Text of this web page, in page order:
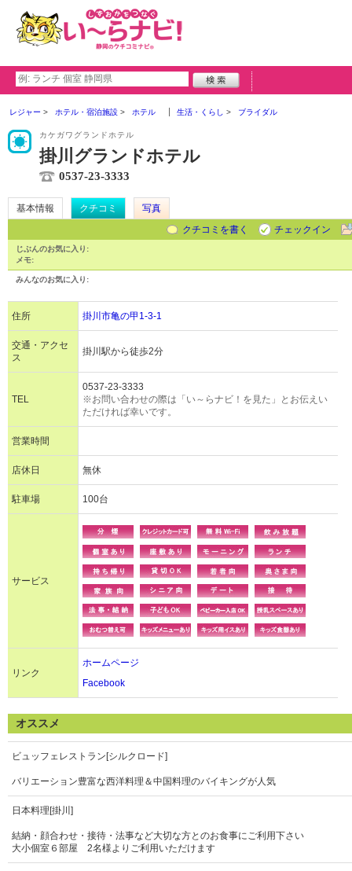
レジャー ホテル・宿泊施設 ホテル 生活・くらし ブライダル
カケガワグランドホテル
掛川グランドホテル
0537-23-3333
基本情報 クチコミ
写真
クチコミを書く
チェックイン
じぶんのお気に入り:
メモ:
みんなのお気に入り:
住所 掛川市亀の甲1-3-1
交通・アクセ
ス
掛川駅から徒歩2分
TEL
0537-23-3333
※お問い合わせの際は「い～らナビ！を見た」とお伝えい
ただければ幸いです。
営業時間
店休日 無休
駐車場 100台
サービス
リンク
ホームページ
Facebook
オススメ
ビュッフェレストラン[シルクロード]
バリエーション豊富な西洋料理＆中国料理のバイキングが人気
日本料理[掛川]
結納・顔合わせ・接待・法事など大切な方とのお食事にご利用下さい
大小個室６部屋 2名様よりご利用いただけます